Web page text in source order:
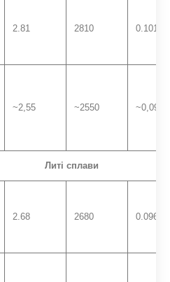
2.81 2810 0.101
~2,55 ~2550 ~0,0921
Литі сплави
2.68 2680 0.0968